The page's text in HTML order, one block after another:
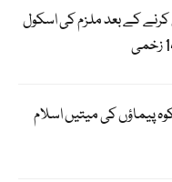
کرنے کے بعد ملزم کی اسکول
کوہ پیماؤں کی میتیں اسلام